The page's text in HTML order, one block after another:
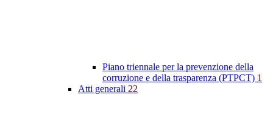
Piano triennale per la prevenzione della
corruzione e della trasparenza (PTPCT) 1
Atti generali 22